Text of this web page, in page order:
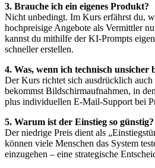
3. Brauche ich ein eigenes Produkt?
Nicht unbedingt. Im Kurs erfährst du,
hochpreisige Angebote als Vermittler
kannst du mithilfe der KI-Prompts
schneller erstellen.
4. Was, wenn ich technisch unsicher
Der Kurs richtet sich ausdrücklich
bekommst Bildschirmaufnahmen, in
plus individuellen E-Mail-Support bei
5. Warum ist der Einstieg so günstig?
Der niedrige Preis dient als
können viele Menschen das System
einzugehen – eine strategische